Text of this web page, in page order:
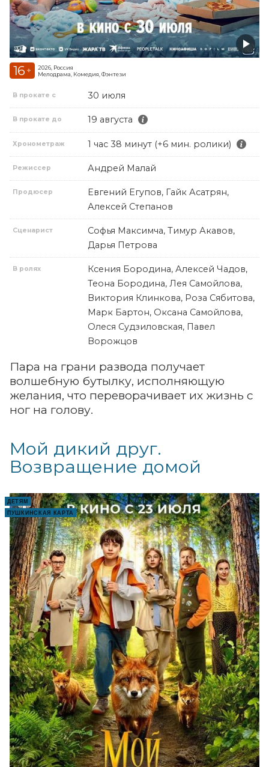
16 +
2026, Россия
Мелодрама, Комедия, Фэнтези
В прокате с 30 июля
В прокате до 19 августа
Хронометраж 1 час 38 минут (+6 мин. ролики)
Режиссер Андрей Малай
Продюсер
Евгений Егупов, Гайк Асатрян,
Алексей Степанов
Сценарист
Софья Максимча, Тимур Акавов,
Дарья Петрова
В ролях
Ксения Бородина, Алексей Чадов,
Теона Бородина, Лея Самойлова,
Виктория Клинкова, Роза Сябитова,
Марк Бартон, Оксана Самойлова,
Олеся Судзиловская, Павел
Ворожцов
Пара на грани развода получает
волшебную бутылку, исполняющую
желания, что переворачивает их жизнь с
ног на голову.
Мой дикий друг.
Возвращение домой
ДЕТЯМ
ПУШКИНСКАЯ КАРТА